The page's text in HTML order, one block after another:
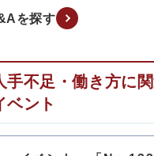
を探す
手不足・働き方に
ベント